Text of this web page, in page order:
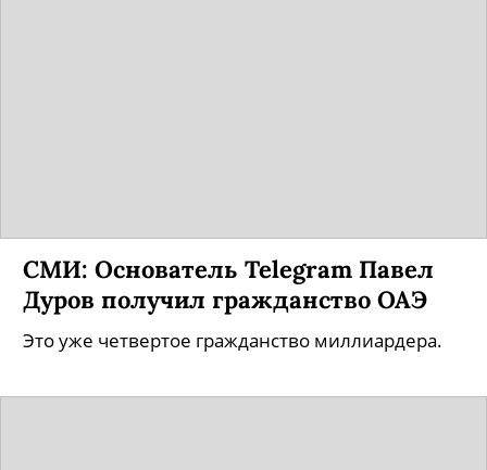
СМИ: Основатель Telegram Павел
Дуров получил гражданство ОАЭ
Это уже четвертое гражданство миллиардера.